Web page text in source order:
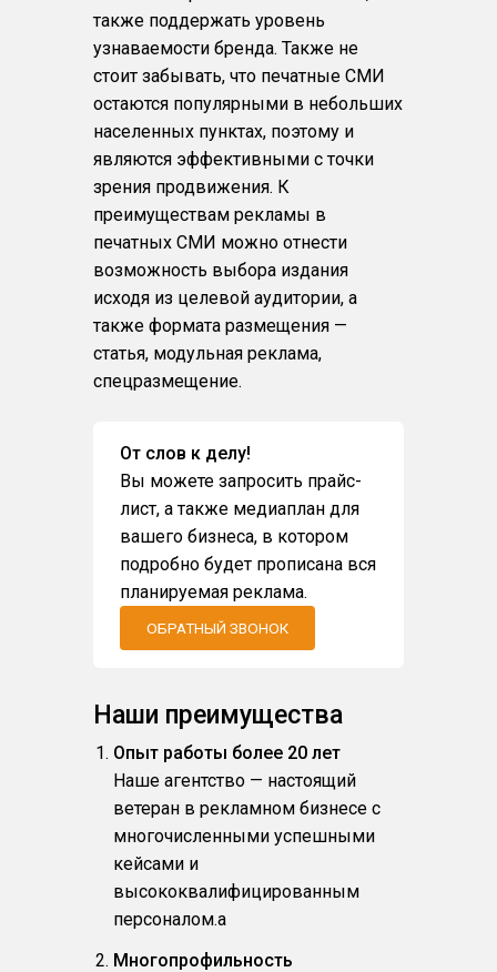
также поддержать уровень
узнаваемости бренда. Также не
стоит забывать, что печатные СМИ
остаются популярными в небольших
населенных пунктах, поэтому и
являются эффективными с точки
зрения продвижения. К
преимуществам рекламы в
печатных СМИ можно отнести
возможность выбора издания
исходя из целевой аудитории, а
также формата размещения —
статья, модульная реклама,
спецразмещение.
От слов к делу!
Вы можете запросить прайс-
лист, а также медиаплан для
вашего бизнеса, в котором
подробно будет прописана вся
планируемая реклама.
ОБРАТНЫЙ ЗВОНОК
Наши преимущества
Опыт работы более 20 лет
Наше агентство — настоящий
ветеран в рекламном бизнесе с
многочисленными успешными
кейсами и
высококвалифицированным
персоналом.a
Многопрофильность